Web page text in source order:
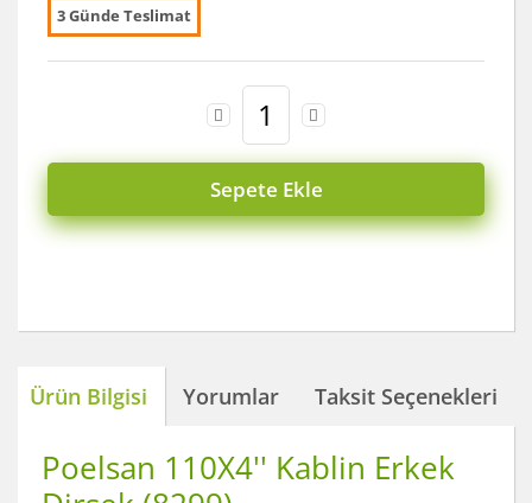
3 Günde Teslimat
Sepete Ekle
Ürün Bilgisi Yorumlar Taksit Seçenekleri
Poelsan 110X4'' Kablin Erkek